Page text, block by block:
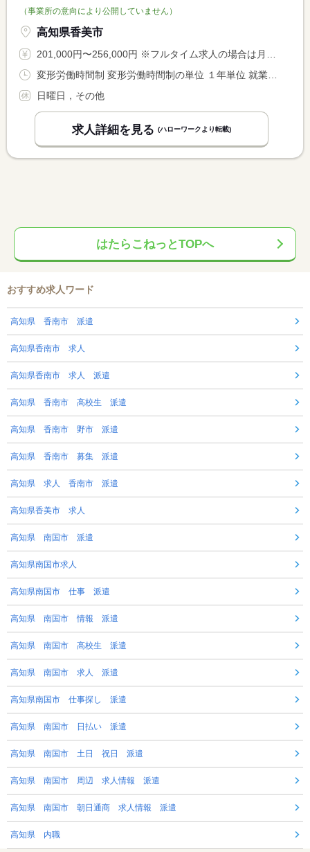
（事業所の意向により公開していません）
高知県香美市
201,000円〜256,000円 ※フルタイム求人の場合は月額（換算額）、パート求人の場合は時間額を表示しています。
日曜日，その他
求人詳細を見る (ハローワークより転載)
はたらこねっとTOPへ
おすすめ求人ワード
高知県 香南市 派遣
高知県香南市 求人
高知県香南市 求人 派遣
高知県 香南市 高校生 派遣
高知県 香南市 野市 派遣
高知県 香南市 募集 派遣
高知県 求人 香南市 派遣
高知県香美市 求人
高知県 南国市 派遣
高知県南国市求人
高知県南国市 仕事 派遣
高知県 南国市 情報 派遣
高知県 南国市 高校生 派遣
高知県 南国市 求人 派遣
高知県南国市 仕事探し 派遣
高知県 南国市 日払い 派遣
高知県 南国市 土日 祝日 派遣
高知県 南国市 周辺 求人情報 派遣
高知県 南国市 朝日通商 求人情報 派遣
高知県 内職